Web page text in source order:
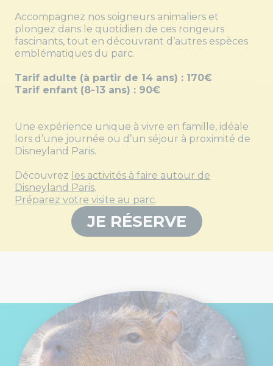
Accompagnez nos soigneurs animaliers et
plongez dans le quotidien de ces rongeurs
fascinants, tout en découvrant d’autres espèces
emblématiques du parc.
Tarif adulte (à partir de 14 ans) : 170€
Tarif enfant (8-13 ans) : 90€
Une expérience unique à vivre en famille, idéale
lors d’une journée ou d’un séjour à proximité de
Disneyland Paris.
Découvrez les activités à faire autour de
Disneyland Paris.
Préparez votre visite au parc.
JE RÉSERVE